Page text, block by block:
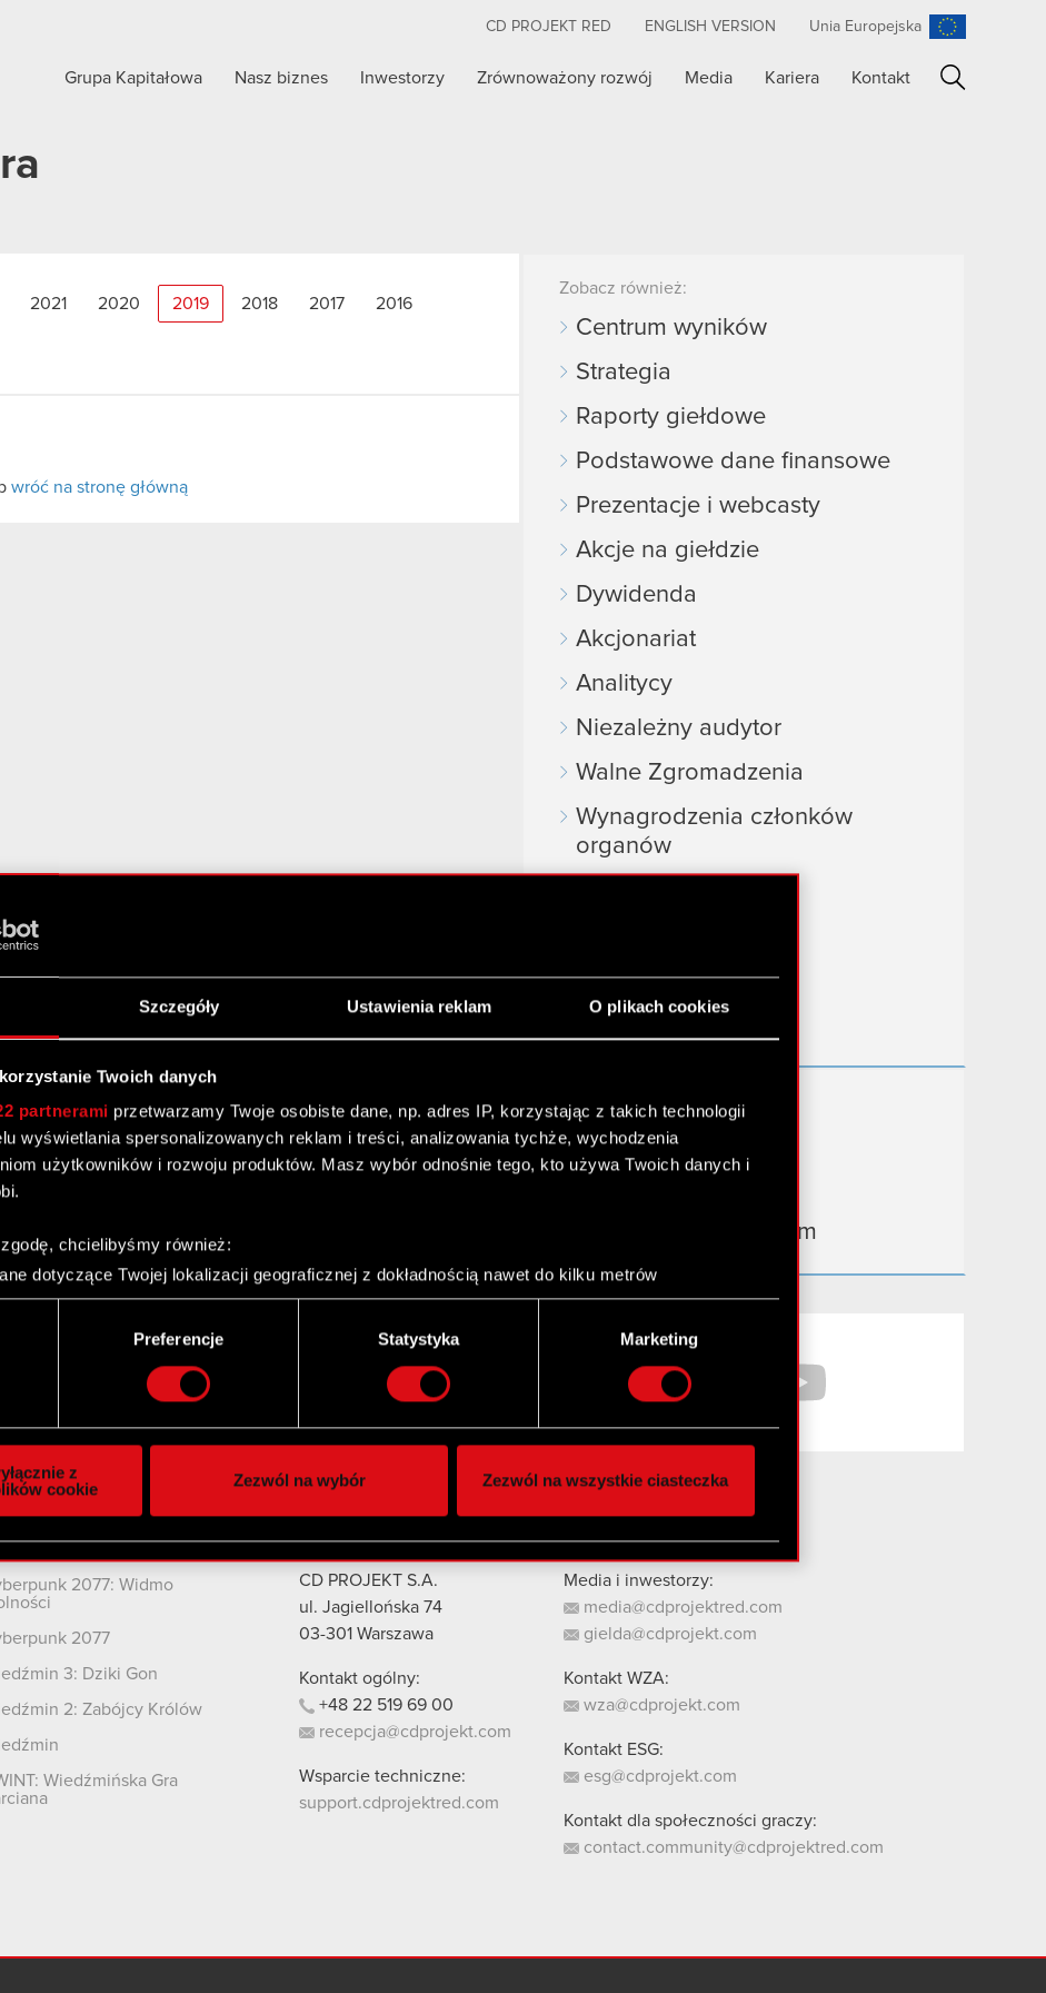
Szczegóły Ustawienia reklam O plikach cookies
Twoich danych
partnerami przetwarzamy Twoje osobiste dane, np. adres IP, korzystając z takich technologii
wyświetlania spersonalizowanych reklam i treści, analizowania tychże, wychodzenia
użytkowników i rozwoju produktów. Masz wybór odnośnie tego, kto używa Twoich danych i
chcielibyśmy również:
dotyczące Twojej lokalizacji geograficznej z dokładnością nawet do kilku metrów
Twoje urządzenie, aktywnie analizując charakteryzującego je zbiory danych (fingerprinting,
tego, jak Twoje osobiste dane są przetwarzane oraz ustaw własne preferencje w
plików cookie możesz zmienić lub wycofać swoją zgodę w dowolnej chwili.
cookie do spersonalizowania treści i reklam, aby oferować funkcje społecznościowe i
reklamowym i analitycznym. Partnerzy mogą połączyć te informacje z innymi danymi
lub uzyskanymi podczas korzystania z ich usług. Kontynuując korzystanie z naszej witryny,
plików cookie.
Preferencje Statystyka Marketing
z
cookie
Zezwól na wybór Zezwól na wszystkie ciasteczka
CD PROJEKT RED ENGLISH VERSION Unia Europejska
Grupa Kapitałowa Nasz biznes Inwestorzy Zrównoważony rozwój Media Kariera Kontakt
2021 2020 2019 2018 2017 2016
wróć na stronę główną
Zobacz również:
Centrum wyników
Strategia
Raporty giełdowe
Podstawowe dane finansowe
Prezentacje i webcasty
Akcje na giełdzie
Dywidenda
Akcjonariat
Analitycy
Niezależny audytor
Walne Zgromadzenia
Wynagrodzenia członków
organów
Przydatne linki
Kontakt IR
Dowiedz się więcej:
thewitcher.com
gear.cdprojektred.com
Facebook
2077: Widmo
2077
3: Dziki Gon
2: Zabójcy Królów
Wiedźmińska Gra
Kontakt
CD PROJEKT S.A.
ul. Jagiellońska 74
03-301 Warszawa
Kontakt ogólny:
+48 22 519 69 00
recepcja@cdprojekt.com
Wsparcie techniczne:
support.cdprojektred.com
Media i inwestorzy:
media@cdprojektred.com
gielda@cdprojekt.com
Kontakt WZA:
wza@cdprojekt.com
Kontakt ESG:
esg@cdprojekt.com
Kontakt dla społeczności graczy:
contact.community@cdprojektred.com